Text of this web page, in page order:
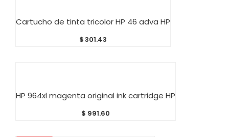
Cartucho de tinta tricolor HP 46 adva HP
$301.43
HP 964xl magenta original ink cartridge HP
$ 991.60